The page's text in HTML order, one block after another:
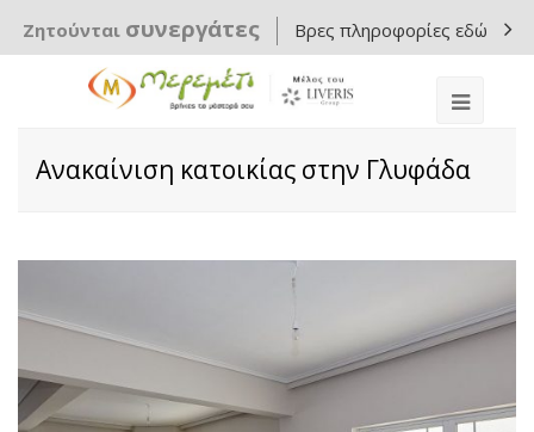
Ζητούνται συνεργάτες Βρες πληροφορίες εδώ
Ανακαίνιση κατοικίας στην Γλυφάδα